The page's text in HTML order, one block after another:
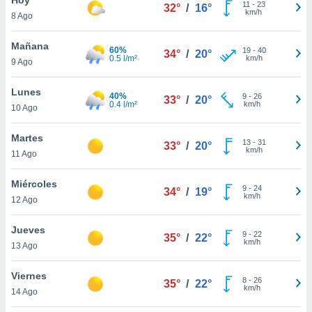
en
más
nuestra
de
cookies
aceptar
8 Ago
32° / 16° 11 - 23
km/h
Mañana
9 Ago
60%
0.5 l/m²
34° / 20° 19- 40
km/h
Lunes
10 Ago
40%
0.4 l/m²
33° / 20° 9- 26
km/h
Martes
11 Ago
33° / 20° 13- 31
km/h
Miércoles
12 Ago
34° / 19° 9- 24
km/h
Jueves
13 Ago
35° / 22° 9- 22
km/h
Viernes
14 Ago
35° / 22° 8- 26
km/h